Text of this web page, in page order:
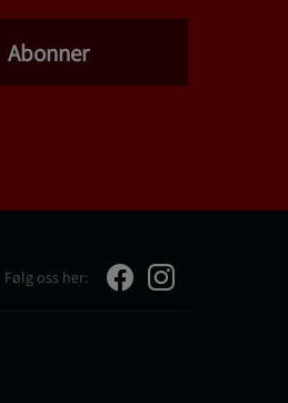
Abonner
Følg oss her: